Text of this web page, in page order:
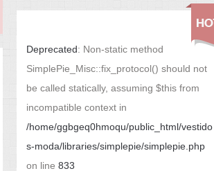
Deprecated: Non-static method
SimplePie_Misc::fix_protocol() should not
be called statically, assuming $this from
incompatible context in
/home/ggbgeq0hmoqu/public_html/vestido
s-moda/libraries/simplepie/simplepie.php
on line 833